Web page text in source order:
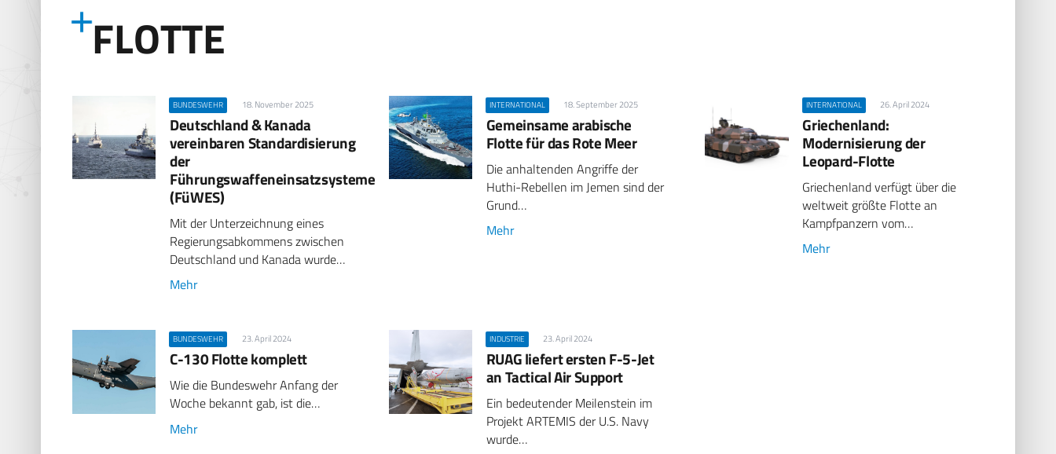
FLOTTE
BUNDESWEHR 18. November 2025
Deutschland & Kanada
vereinbaren Standardisierung
der
Führungswaffeneinsatzsysteme
(FüWES)
Mit der Unterzeichnung eines
Regierungsabkommens zwischen
Deutschland und Kanada wurde…
Mehr
INTERNATIONAL 18. September 2025
Gemeinsame arabische
Flotte für das Rote Meer
Die anhaltenden Angriffe der
Huthi-Rebellen im Jemen sind der
Grund…
Mehr
INTERNATIONAL 26. April 2024
Griechenland:
Modernisierung der
Leopard-Flotte
Griechenland verfügt über die
weltweit größte Flotte an
Kampfpanzern vom…
Mehr
BUNDESWEHR 23. April 2024
C-130 Flotte komplett
Wie die Bundeswehr Anfang der
Woche bekannt gab, ist die…
Mehr
INDUSTRIE 23. April 2024
RUAG liefert ersten F-5-Jet
an Tactical Air Support
Ein bedeutender Meilenstein im
Projekt ARTEMIS der U.S. Navy
wurde…